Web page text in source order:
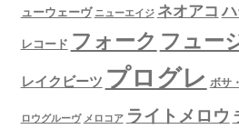
ューウェーヴ ニューエイジ ネオアコ
レコード フォーク フュー
レイクビーツ プログレ ボサ
ロウグルーヴ メロコア ライトメロウ